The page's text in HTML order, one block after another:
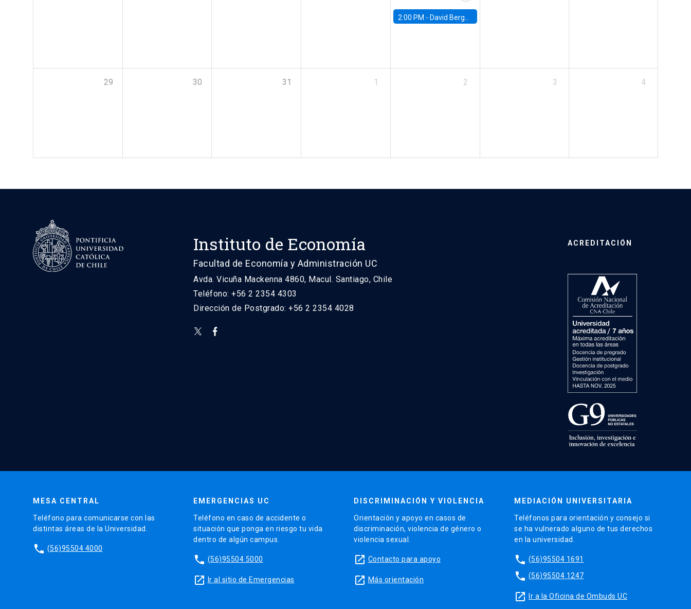
2:00 PM - David Berger, Duke
29 30 31 1 2 3 4
Instituto de Economía
Facultad de Economía y Administración UC
Avda. Vicuña Mackenna 4860, Macul. Santiago, Chile
Teléfono: +56 2 2354 4303
Dirección de Postgrado: +56 2 2354 4028
ACREDITACIÓN
MESA CENTRAL
Teléfono para comunicarse con las
distintas áreas de la Universidad.
phone (56)95504 4000
EMERGENCIAS UC
Teléfono en caso de accidente o
situación que ponga en riesgo tu vida
dentro de algún campus.
phone (56)95504 5000
launch Ir al sitio de Emergencias
DISCRIMINACIÓN Y VIOLENCIA
Orientación y apoyo en casos de
discriminación, violencia de género o
violencia sexual.
launch Contacto para apoyo
launch Más orientación
MEDIACIÓN UNIVERSITARIA
Teléfonos para orientación y consejo si
se ha vulnerado alguno de tus derechos
en la universidad.
phone (56)95504 1691
phone (56)95504 1247
launch Ir a la Oficina de Ombuds UC